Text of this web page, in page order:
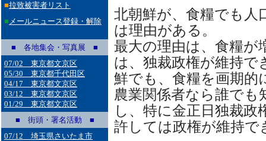
■拉致被害者リスト
■ メールニュース登録・解除
■ 各地集会・写真展 ■
07/02 東京都文京区
05/30 東京都千代田区
04/17 東京都文京区
03/12 東京都文京区
01/29 東京都文京区
■ 街頭・署名活動 ■
07/12 埼玉県さいたま市
北朝鮮が、食糧でも人
は理由がある。
最大の理由は、食糧が
は、独裁政権が維持
鮮でも、食糧を画期的
農業関係者なら誰で
し、特に金正日独裁
許しては政権が維持